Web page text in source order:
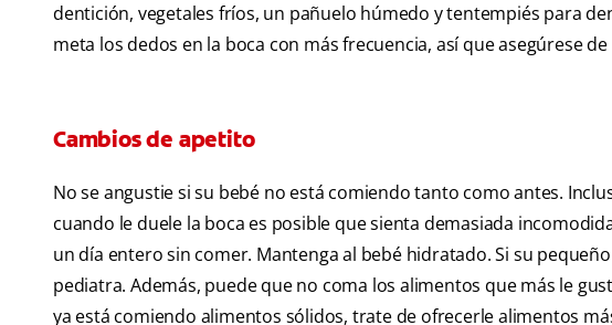
dentición, vegetales fríos, un pañuelo húmedo y tentempiés para
meta los dedos en la boca con más frecuencia, así que asegúrese
Cambios de apetito
No se angustie si su bebé no está comiendo tanto como antes.
cuando le duele la boca es posible que sienta demasiada
un día entero sin comer. Mantenga al bebé hidratado. Si su
pediatra. Además, puede que no coma los alimentos que más le
ya está comiendo alimentos sólidos, trate de ofrecerle alimentos